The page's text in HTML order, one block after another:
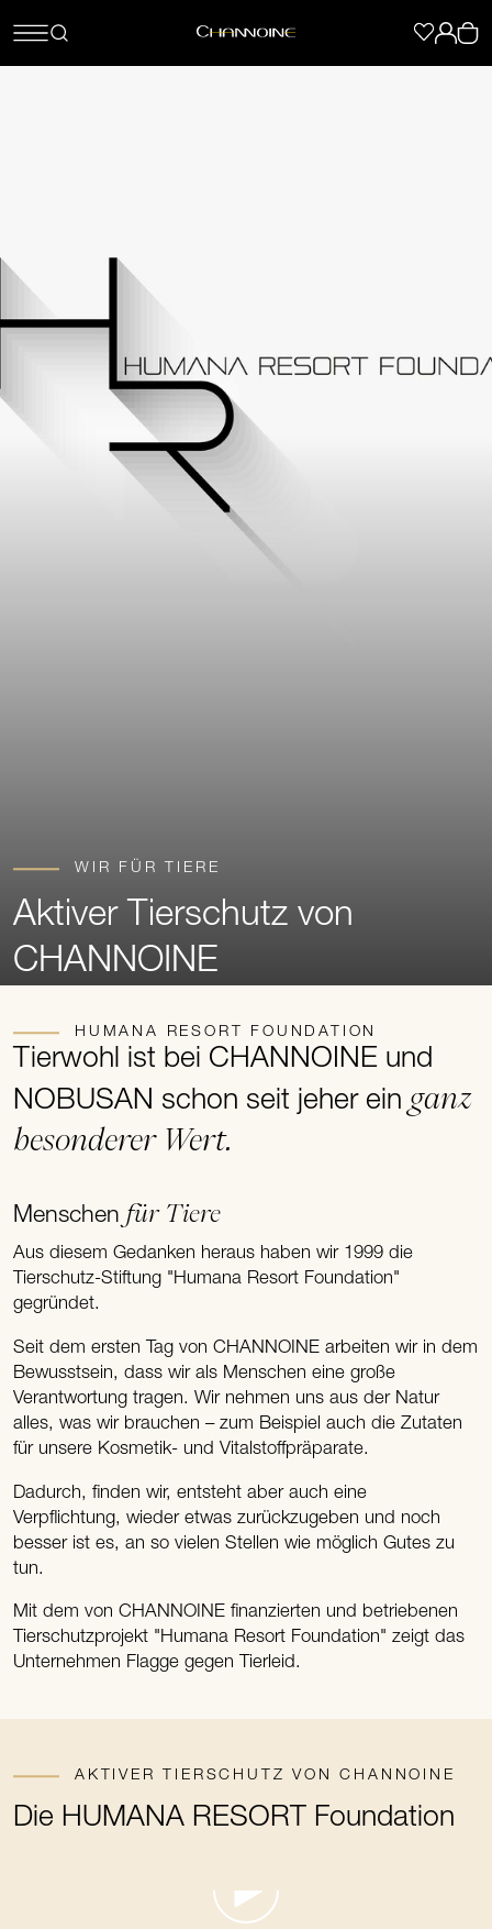
WIR FÜR TIERE
Aktiver Tierschutz von
CHANNOINE
HUMANA RESORT FOUNDATION
Tierwohl ist bei CHANNOINE und
NOBUSAN schon seit jeher einganz
besonderer Wert.
Menschen für Tiere
Aus diesem Gedanken heraus haben wir 1999 die
Tierschutz-Stiftung "Humana Resort Foundation"
gegründet.
Seit dem ersten Tag von CHANNOINE arbeiten wir in dem
Bewusstsein, dass wir als Menschen eine große
Verantwortung tragen. Wir nehmen uns aus der Natur
alles, was wir brauchen – zum Beispiel auch die Zutaten
für unsere Kosmetik- und Vitalstoffpräparate.
Dadurch, finden wir, entsteht aber auch eine
Verpflichtung, wieder etwas zurückzugeben und noch
besser ist es, an so vielen Stellen wie möglich Gutes zu
tun.
Mit dem von CHANNOINE finanzierten und betriebenen
Tierschutzprojekt "Humana Resort Foundation" zeigt das
Unternehmen Flagge gegen Tierleid.
AKTIVER TIERSCHUTZ VON CHANNOINE
Die HUMANA RESORT Foundation